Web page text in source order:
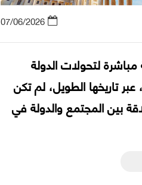
07/06/2026
لتحولات الدولة
تاريخها الطويل، لم تكن
بين المجتمع والدولة في